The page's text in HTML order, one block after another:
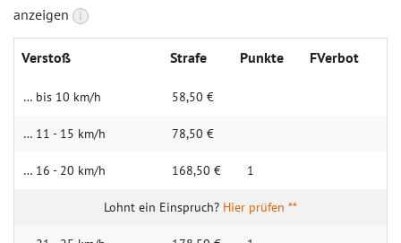
anzeigen
i
Verstoß Strafe Punkte FVerbot
… bis 10 km/h 58,50 €
… 11 - 15 km/h 78,50 €
… 16 - 20 km/h 168,50 € 1
Hier prüfen **